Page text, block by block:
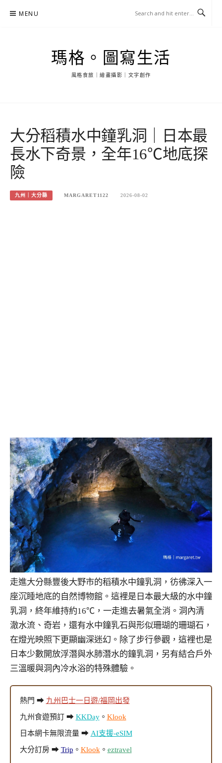
MENU
瑪格。圖寫生活
風格食旅｜繪畫攝影｜文字創作
大分稻積水中鐘乳洞｜日本最
長水下奇景，全年16℃地底探
險
九州｜大分縣 MARGARET1122 2026-08-02
走進大分縣豐後大野市的稻積水中鐘乳洞，彷彿深入一
座沉睡地底的自然博物館。這裡是日本最大級的水中鐘
乳洞，終年維持約16℃，一走進去暑氣全消。洞內清
澈水流、奇岩，還有水中鐘乳石與形似珊瑚的珊瑚石，
在燈光映照下更顯幽深迷幻。除了步行參觀，這裡也是
日本少數開放浮潛與水肺潛水的鐘乳洞，另有結合戶外
三溫暖與洞內冷水浴的特殊體驗。
熱門 ➡ 九州巴士一日遊/福岡出發
九州食遊預訂 ➡ KKDay。 Klook
日本網卡無限流量 ➡ AI支援-eSIM
大分訂房 ➡ Trip 。 Klook。 eztravel